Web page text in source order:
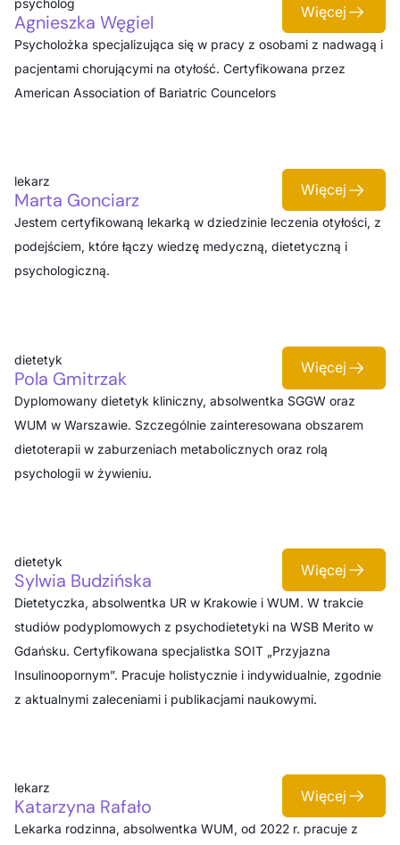
Agnieszka Węgiel
psycholog Więcej
Psycholożka specjalizująca się w pracy z osobami z nadwagą i
pacjentami chorującymi na otyłość. Certyfikowana przez
American Association of Bariatric Councelors
Marta Gonciarz
lekarz Więcej
Jestem certyfikowaną lekarką w dziedzinie leczenia otyłości, z
podejściem, które łączy wiedzę medyczną, dietetyczną i
psychologiczną.
Pola Gmitrzak
dietetyk Więcej
Dyplomowany dietetyk kliniczny, absolwentka SGGW oraz
WUM w Warszawie. Szczególnie zainteresowana obszarem
dietoterapii w zaburzeniach metabolicznych oraz rolą
psychologii w żywieniu.
Sylwia Budzińska
dietetyk Więcej
Dietetyczka, absolwentka UR w Krakowie i WUM. W trakcie
studiów podyplomowych z psychodietetyki na WSB Merito w
Gdańsku. Certyfikowana specjalistka SOIT „Przyjazna
Insulinoopornym”. Pracuje holistycznie i indywidualnie, zgodnie
z aktualnymi zaleceniami i publikacjami naukowymi.
Katarzyna Rafało
lekarz Więcej
Lekarka rodzinna, absolwentka WUM, od 2022 r. pracuje z